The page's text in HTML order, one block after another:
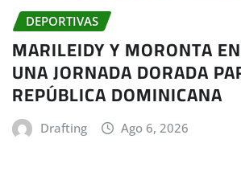
DEPORTIVAS
MARILEIDY Y MORONTA
UNA JORNADA DORADA
REPÚBLICA DOMINICANA
Drafting Ago 6, 2026